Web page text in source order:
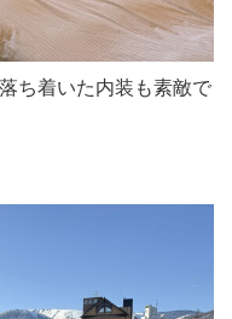
ち着いた内装も素敵で